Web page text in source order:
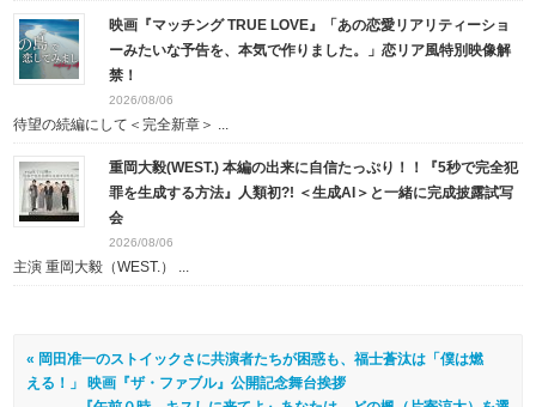
映画『マッチング TRUE LOVE』「あの恋愛リアリティーショ
ーみたいな予告を、本気で作りました。」恋リア風特別映像解
禁！
2026/08/06
待望の続編にして＜完全新章＞ ...
重岡大毅(WEST.) 本編の出来に自信たっぷり！！『5秒で完全犯
罪を生成する方法』人類初?! ＜生成AI＞と一緒に完成披露試写
会
2026/08/06
主演 重岡大毅（WEST.） ...
« 岡田准一のストイックさに共演者たちが困惑も、福士蒼汰は「僕は燃
える！」 映画『ザ・ファブル』公開記念舞台挨拶